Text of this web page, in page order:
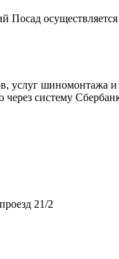
Посад
систему
21/2